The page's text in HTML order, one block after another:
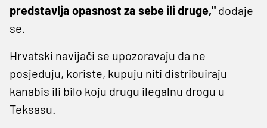
predstavlja opasnost za sebe ili druge," dodaje
se.
Hrvatski navijači se upozoravaju da ne
posjeduju, koriste, kupuju niti distribuiraju
kanabis ili bilo koju drugu ilegalnu drogu u
Teksasu.